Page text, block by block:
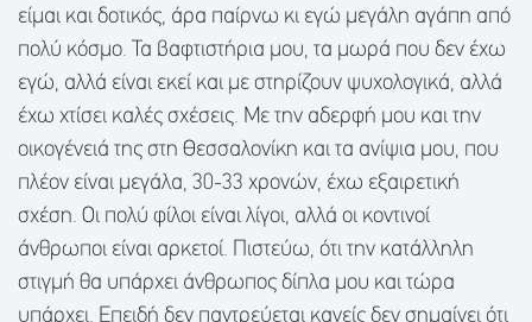
είμαι και δοτικός, άρα παίρνω κι εγώ μεγάλη αγάπη από
πολύ κόσμο. Τα βαφτιστήρια μου, τα μωρά που δεν έχω
εγώ, αλλά είναι εκεί και με στηρίζουν ψυχολογικά, αλλά
έχω χτίσει καλές σχέσεις. Με την αδερφή μου και την
οικογένειά της στη Θεσσαλονίκη και τα ανίψια μου, που
πλέον είναι μεγάλα, 30-33 χρονών, έχω εξαιρετική
σχέση. Οι πολύ φίλοι είναι λίγοι, αλλά οι κοντινοί
άνθρωποι είναι αρκετοί. Πιστεύω, ότι την κατάλληλη
στιγμή θα υπάρχει άνθρωπος δίπλα μου και τώρα
υπάρχει. Επειδή δεν παντρεύεται κανείς δεν σημαίνει ότι